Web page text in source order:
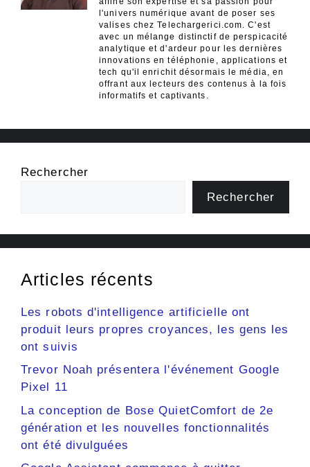
l'univers numérique avant de poser ses
valises chez Telechargerici.com. C'est
avec un mélange distinctif de perspicacité
analytique et d'ardeur pour les dernières
innovations en téléphonie, applications et
tech qu'il enrichit désormais le média, en
offrant aux lecteurs des contenus à la fois
informatifs et captivants.
Rechercher
Rechercher
Articles récents
Les robots d'intelligence artificielle ont
produit leurs propres croyances, les gens les
ont suivis
Trevor Noah présentera l'événement Google
Pixel 11
La conception de Bose QuietComfort de 2e
génération et les nouvelles fonctionnalités
ont été divulguées